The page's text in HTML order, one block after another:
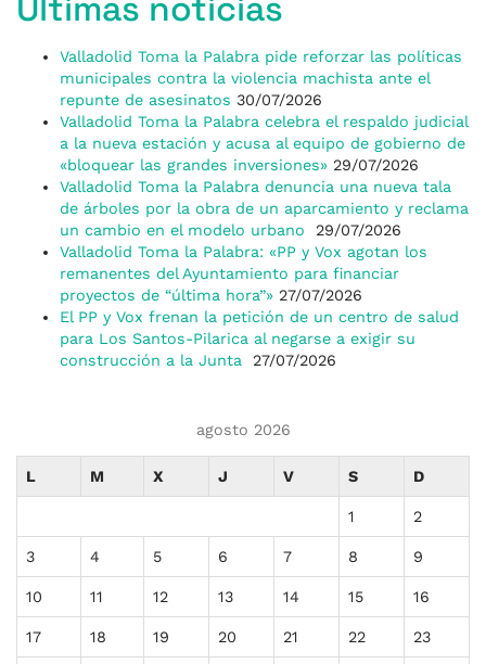
Valladolid Toma la Palabra pide reforzar las políticas
municipales contra la violencia machista ante el
repunte de asesinatos 30/07/2026
Valladolid Toma la Palabra celebra el respaldo judicial
a la nueva estación y acusa al equipo de gobierno de
«bloquear las grandes inversiones» 29/07/2026
Valladolid Toma la Palabra denuncia una nueva tala
de árboles por la obra de un aparcamiento y reclama
un cambio en el modelo urbano
29/07/2026
Valladolid Toma la Palabra: «PP y Vox agotan los
remanentes del Ayuntamiento para financiar
proyectos de “última hora”» 27/07/2026
El PP y Vox frenan la petición de un centro de salud
para Los Santos-Pilarica al negarse a exigir su
construcción a la Junta
27/07/2026
agosto 2026
L M X J V S D
1 2
3 4 5 6 7 8 9
10 11 12 13 14 15 16
17 18 19 20 21 22 23